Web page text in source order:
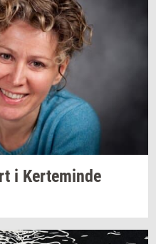
i Ker­te­min­de